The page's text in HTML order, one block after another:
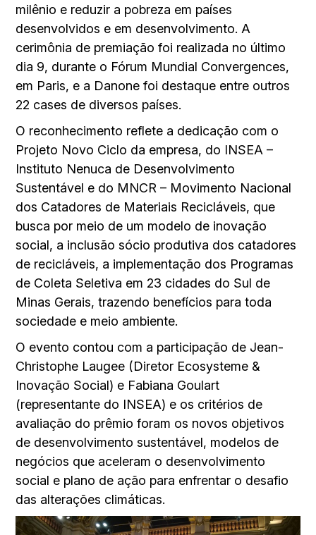
milênio e reduzir a pobreza em países
desenvolvidos e em desenvolvimento. A
cerimônia de premiação foi realizada no último
dia 9, durante o Fórum Mundial Convergences,
em Paris, e a Danone foi destaque entre outros
22 cases de diversos países.
O reconhecimento reflete a dedicação com o
Projeto Novo Ciclo da empresa, do INSEA –
Instituto Nenuca de Desenvolvimento
Sustentável e do MNCR – Movimento Nacional
dos Catadores de Materiais Recicláveis, que
busca por meio de um modelo de inovação
social, a inclusão sócio produtiva dos catadores
de recicláveis, a implementação dos Programas
de Coleta Seletiva em 23 cidades do Sul de
Minas Gerais, trazendo benefícios para toda
sociedade e meio ambiente.
O evento contou com a participação de Jean-
Christophe Laugee (Diretor Ecosysteme &
Inovação Social) e Fabiana Goulart
(representante do INSEA) e os critérios de
avaliação do prêmio foram os novos objetivos
de desenvolvimento sustentável, modelos de
negócios que aceleram o desenvolvimento
social e plano de ação para enfrentar o desafio
das alterações climáticas.